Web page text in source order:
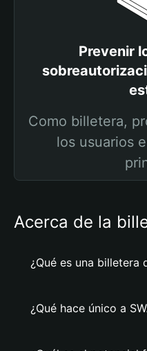
Prevenir
Como billetera,
los usuarios
Acerca de la
¿Qué es una billetera
¿Qué hace único a